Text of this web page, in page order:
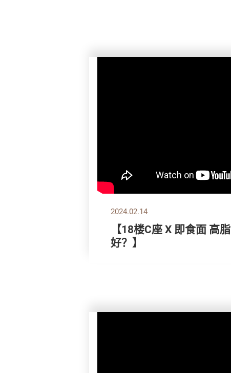
2024.02.14
【18楼C座 X 即食面 高
好？】